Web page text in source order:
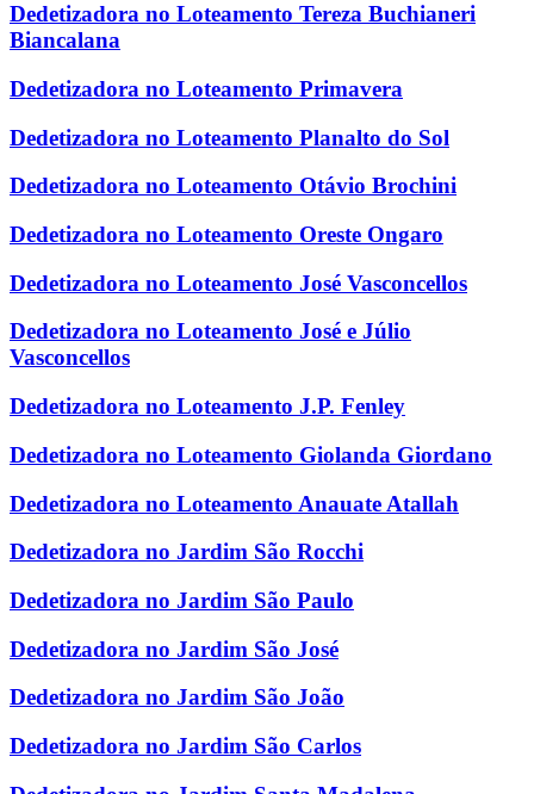
Dedetizadora no Loteamento Tereza Buchianeri
Biancalana
Dedetizadora no Loteamento Primavera
Dedetizadora no Loteamento Planalto do Sol
Dedetizadora no Loteamento Otávio Brochini
Dedetizadora no Loteamento Oreste Ongaro
Dedetizadora no Loteamento José Vasconcellos
Dedetizadora no Loteamento José e Júlio
Vasconcellos
Dedetizadora no Loteamento J.P. Fenley
Dedetizadora no Loteamento Giolanda Giordano
Dedetizadora no Loteamento Anauate Atallah
Dedetizadora no Jardim São Rocchi
Dedetizadora no Jardim São Paulo
Dedetizadora no Jardim São José
Dedetizadora no Jardim São João
Dedetizadora no Jardim São Carlos